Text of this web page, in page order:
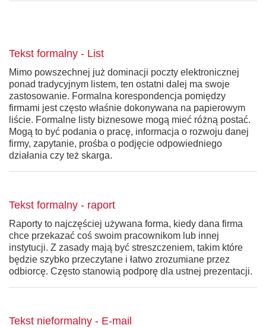
Tekst formalny - List
Mimo powszechnej już dominacji poczty elektronicznej
ponad tradycyjnym listem, ten ostatni dalej ma swoje
zastosowanie. Formalna korespondencja pomiędzy
firmami jest często właśnie dokonywana na papierowym
liście. Formalne listy biznesowe mogą mieć różną postać.
Mogą to być podania o pracę, informacja o rozwoju danej
firmy, zapytanie, prośba o podjęcie odpowiedniego
działania czy też skarga.
Tekst formalny - raport
Raporty to najczęściej używana forma, kiedy dana firma
chce przekazać coś swoim pracownikom lub innej
instytucji. Z zasady mają być streszczeniem, takim które
będzie szybko przeczytane i łatwo zrozumiane przez
odbiorcę. Często stanowią podporę dla ustnej prezentacji.
Tekst nieformalny - E-mail